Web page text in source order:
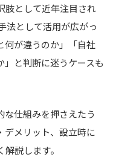
肢として近年注目され
法として活用が広がっ
何が違うのか」「自社
」と判断に迷うケースも
仕組みを押さえたう
デメリット、設立時に
説します。